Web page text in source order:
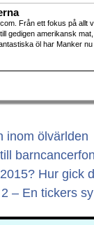
Från ett fokus på allt
gedigen amerikansk mat,
öl har Manker nu
inom ölvärlden
Hur gick
– En tickers